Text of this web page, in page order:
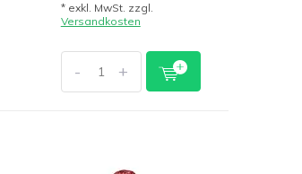
* exkl. MwSt. zzgl.
Versandkosten
- +